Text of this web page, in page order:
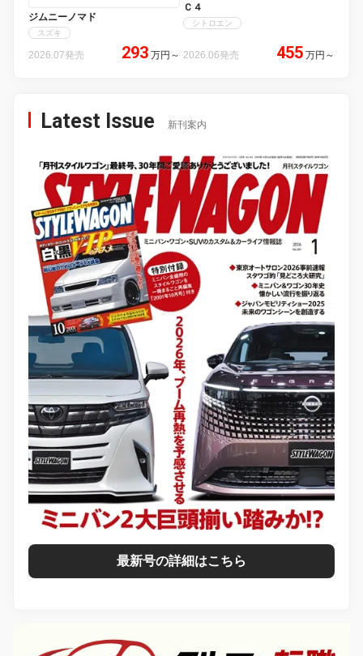
ジムニーノマド
スズキ
2026.07発売 293 万円 ～
Ｃ４
シトロエン
2026.06発売 455 万円 ～
Latest Issue 新刊案内
最新号の詳細はこちら